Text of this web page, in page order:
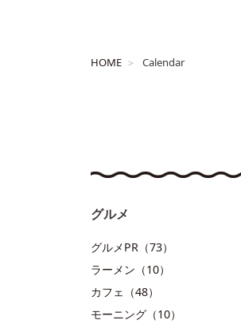
HOME Calendar
グルメ
グルメPR（73）
ラーメン（10）
カフェ（48）
モーニング（10）